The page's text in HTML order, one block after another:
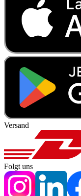
Versand
Folgt uns